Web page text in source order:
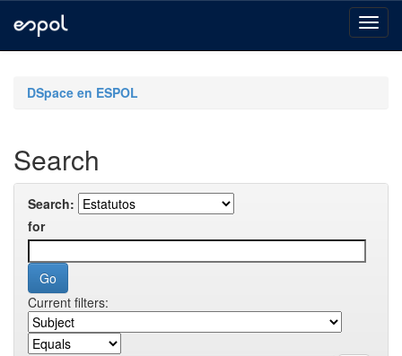
navigationDSpace en ESPOL
Search
Search:
for
Current filters: